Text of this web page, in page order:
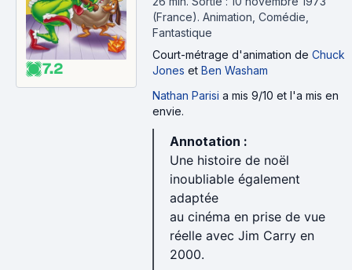
7.2
(France). Animation, Comédie,
Fantastique
Court-métrage d'animation de Chuck
Jones et Ben Washam
Nathan Parisi a mis 9/10 et l'a mis en
envie.
Annotation :
Une histoire de noël
inoubliable également
adaptée
au cinéma en prise de vue
réelle avec Jim Carry en
2000.